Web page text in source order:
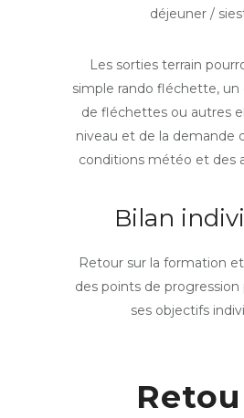
déjeuner /
Les sorties terrain
simple rando fléchette,
de fléchettes ou autres
niveau et de la demande
conditions météo et des
Bilan
Retour sur la formation
des points de
ses objectifs